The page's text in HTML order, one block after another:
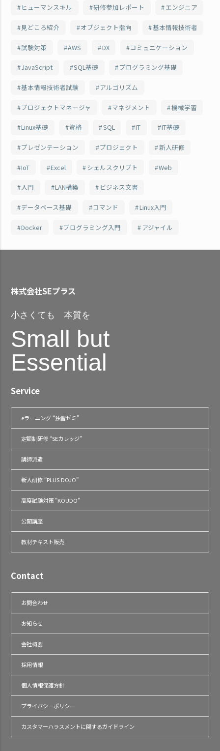
ヒューマンスキル 研修参加レポート エンジニア
見どころ紹介 オブジェクト指向 基本情報技術者
試験対策 AWS DX コミュニケーション
JavaScript SQL基礎 プログラミング基礎
基本情報技術者試験 アルゴリズム
プロジェクトマネージャ マネジメント 機械学習
Linux基礎 資格 SQL IT IT基礎
プレゼンテーション プロジェクト 新人研修
IoT Excel シェルスクリプト Web
入門 LAN構築 ビジネス文書
データベース基礎 コマンド Linux入門
Docker プログラミング入門 アジャイル
株式会社SEプラス
小さくても 本質を
Small but
Essential
Service
eラーニング “独習ゼミ”
定額制研修 “SEカレッジ”
講師派遣
新人研修 “PLUS DOJO”
高度試験対策 "KOUDO"
公開講座
教材テキスト販売
Contact
お問合わせ
お知らせ
会社概要
採用情報
個人情報保護方針
プライバシーポリシー
カスタマーハラスメントに関するガイドライン